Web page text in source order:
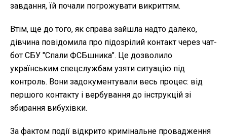
завдання, їй почали погрожувати викриттям.
Втім, ще до того, як справа зайшла надто далеко,
дівчина повідомила про підозрілий контакт через чат-
бот СБУ "Спали ФСБшника". Це дозволило
українським спецслужбам узяти ситуацію під
контроль. Вони задокументували весь процес: від
першого контакту і вербування до інструкцій зі
збирання вибухівки.
За фактом події відкрито кримінальне провадження